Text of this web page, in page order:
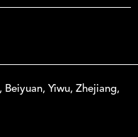
Yiwu, Zhejiang,